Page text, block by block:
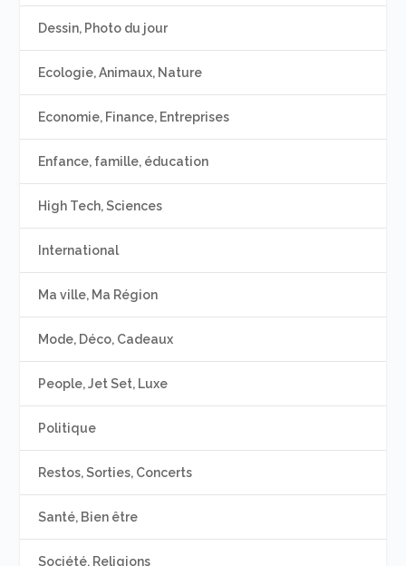
Dessin, Photo du jour
Ecologie, Animaux, Nature
Economie, Finance, Entreprises
Enfance, famille, éducation
High Tech, Sciences
International
Ma ville, Ma Région
Mode, Déco, Cadeaux
People, Jet Set, Luxe
Politique
Restos, Sorties, Concerts
Santé, Bien être
Société, Religions